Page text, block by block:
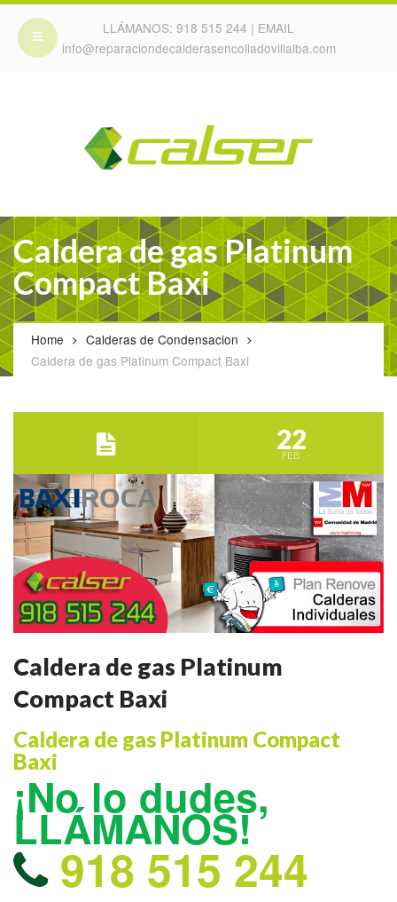
LLÁMANOS: 918 515 244 | EMAIL
info@reparaciondecalderasencolladovillalba.com
Caldera de gas Platinum
Compact Baxi
Home
Calderas de Condensacion
Caldera de gas Platinum Compact Baxi
22
FEB
Caldera de gas Platinum
Compact Baxi
Caldera de gas Platinum Compact
Baxi
¡No lo dudes,
LLÁMANOS!
918 515 244